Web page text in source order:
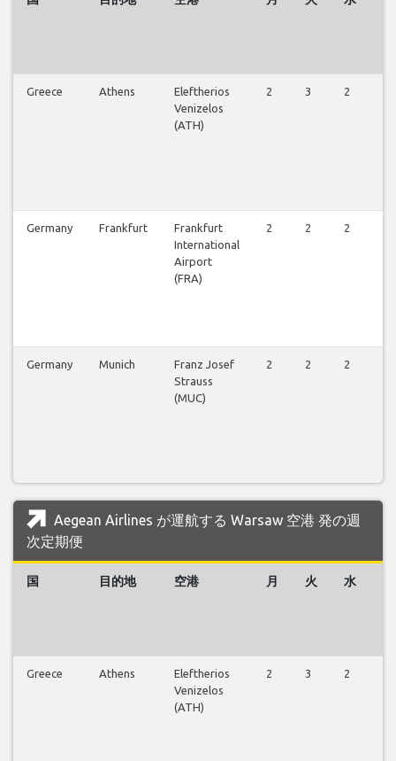
Greece Athens
Eleftherios
Venizelos
(ATH)
2 3 2
Germany Frankfurt
Frankfurt
International
Airport
(FRA)
2 2 2
Germany Munich
Franz Josef
Strauss
(MUC)
2 2 2
Aegean Airlines が運航する Warsaw 空港 発の週
次定期便
国 目的地 空港 月 火 水
Greece Athens
Eleftherios
Venizelos
(ATH)
2 3 2